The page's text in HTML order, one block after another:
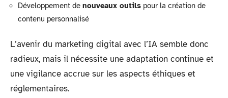
Développement de nouveaux outils pour la création de
contenu personnalisé
L’avenir du marketing digital avec l’IA semble donc
radieux, mais il nécessite une adaptation continue et
une vigilance accrue sur les aspects éthiques et
réglementaires.